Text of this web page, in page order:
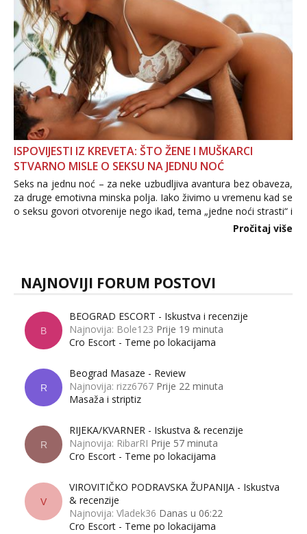
ISPOVIJESTI IZ KREVETA: ŠTO ŽENE I MUŠKARCI
STVARNO MISLE O SEKSU NA JEDNU NOĆ
Seks na jednu noć – za neke uzbudljiva avantura bez obaveza,
za druge emotivna minska polja. Iako živimo u vremenu kad se
o seksu govori otvorenije nego ikad, tema „jedne noći strasti“ i
dalje izaziva burne rasprave. Što zapravo misle žene, a što
Pročitaj više
NAJNOVIJI FORUM POSTOVI
B
BEOGRAD ESCORT - Iskustva i recenzije
Najnovija: Bole123 Prije 19 minuta
Cro Escort - Teme po lokacijama
R
Beograd Masaze - Review
Najnovija: rizz6767 Prije 22 minuta
Masaža i striptiz
R
RIJEKA/KVARNER - Iskustva & recenzije
Najnovija: RibarRI Prije 57 minuta
Cro Escort - Teme po lokacijama
V
VIROVITIČKO PODRAVSKA ŽUPANIJA - Iskustva
& recenzije
Najnovija: Vladek36 Danas u 06:22
Cro Escort - Teme po lokacijama